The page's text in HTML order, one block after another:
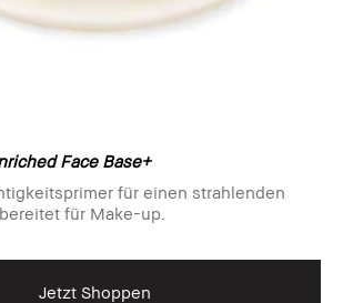
Face Base+
für einen strahlenden
für Make-up.
Jetzt Shoppen